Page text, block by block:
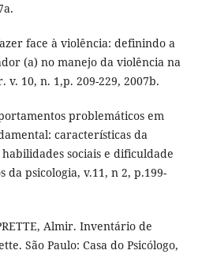
fazer face à violência: definindo a
(a) no manejo da violência na
v. 10, n. 1,p. 209-229, 2007b.
problemáticos em
características da
sociais e dificuldade
da psicologia, v.11, n 2, p.199-
Almir. Inventário de
São Paulo: Casa do Psicólogo,